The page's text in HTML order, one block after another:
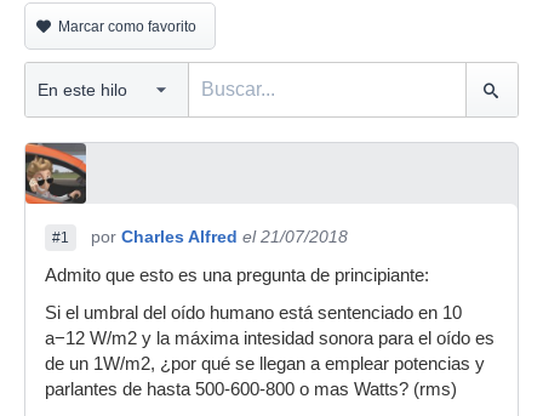
Marcar como favorito
#1 por Charles Alfred el 21/07/2018
Admito que esto es una pregunta de principiante:
Si el umbral del oído humano está sentenciado en 10
a−12 W/m2 y la máxima intesidad sonora para el oído es
de un 1W/m2, ¿por qué se llegan a emplear potencias y
parlantes de hasta 500-600-800 o mas Watts? (rms)